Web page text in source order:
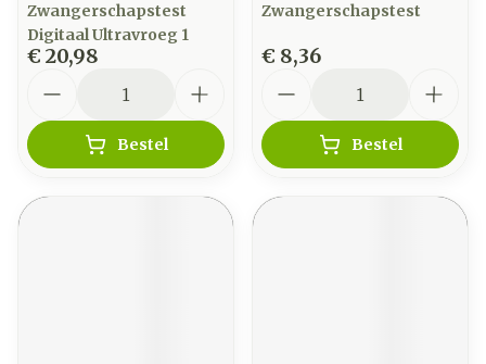
Zwangerschapstest
Digitaal Ultravroeg 1
€ 20,98
Bestel
Zwangerschapstest
€ 8,36
Bestel